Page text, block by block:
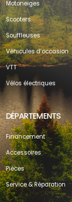
Motoneiges
Scooters
Souffleuses
Véhicules d’occasion
VTT
Vélos électriques
DÉPARTEMENTS
Financement
Accessoires
Pièces
Service & Réparation